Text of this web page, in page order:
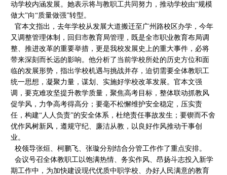
动学校内涵发展。她表示将与教职工共同努力，推动学校由“规模
做大”向“质量做强”转型。
官本文指出，去年学校从发展大道搬迁至广州路校区办学，今年
又调整管理体制，回归市教育局管理，既是全市职业教育布局调
整、推进改革的重要举措，更是我校发展史上的重大事件，必将
带来深刻而长远的影响。他分析了当前学校所处的历史方位和面
临的发展形势，指出学校机遇与挑战并存，迫切需要全体教职工
统一思想，凝聚力量，谋划、实施好学校改革发展。官本文强
调，要克难攻坚提升教学质量，聚焦高考目标，整体联动抓教风
促学风，力争高考得高分；要毫不松懈维护安全稳定，压实责
任，构建“人人负责”的安全体系，杜绝责任事故发生；要锲而不舍
优作风树新风，遵规守纪、廉洁从教，以良好作风推动干事创
业。
校领导张烜、柯鹏飞、张璇分别结合分管工作作了重点安排。
会议号召全体教职工以饱满热情、务实作风、昂扬斗志投入新学
期工作中，为加快建设现代优质中职学校、办好人民满意的教育